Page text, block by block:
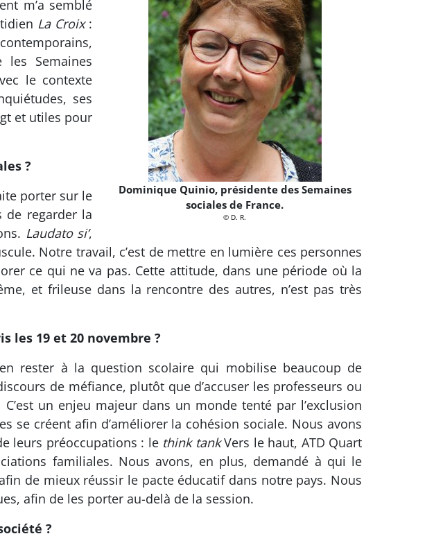
Dominique Quinio, présidente des Semaines
sociales de France.
© D. R.
m’a semblé
La Croix:
les Semaines
le contexte
ses
et utiles pour
?
porter sur le
de regarder la
Laudato si’,
Notre travail, c’est de mettre en lumière ces personnes
ce qui ne va pas. Cette attitude, dans une période où la
et frileuse dans la rencontre des autres, n’est pas très
les 19 et 20 novembre ?
rester à la question scolaire qui mobilise beaucoup de
de méfiance, plutôt que d’accuser les professeurs ou
un enjeu majeur dans un monde tenté par l’exclusion
se créent afin d’améliorer la cohésion sociale. Nous avons
leurs préoccupations : le think tankVers le haut, ATD Quart
familiales. Nous avons, en plus, demandé à qui le
de mieux réussir le pacte éducatif dans notre pays. Nous
afin de les porter au-delà de la session.
?